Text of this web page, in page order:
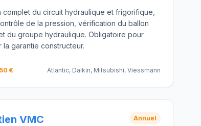
complet du circuit hydraulique et frigorifique,
de la pression, vérification du ballon
du groupe hydraulique. Obligatoire pour
la garantie constructeur.
€ Atlantic, Daikin, Mitsubishi, Viessmann
VMC Annuel